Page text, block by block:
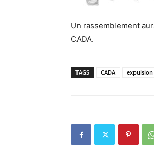
Un rassemblement
CADA.
TAGS CADA expulsion